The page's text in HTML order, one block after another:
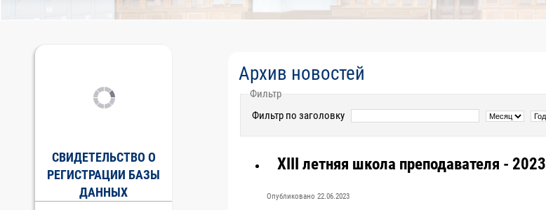
СВИДЕТЕЛЬСТВО О
РЕГИСТРАЦИИ БАЗЫ
ДАННЫХ
Архив новостей
Фильтр
Фильтр по заголовку
XIII летняя школа преподавателя - 2023
Опубликовано 22.06.2023